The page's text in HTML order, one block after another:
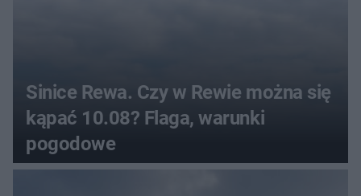
Sinice Rewa. Czy w Rewie można się
kąpać 10.08? Flaga, warunki
pogodowe